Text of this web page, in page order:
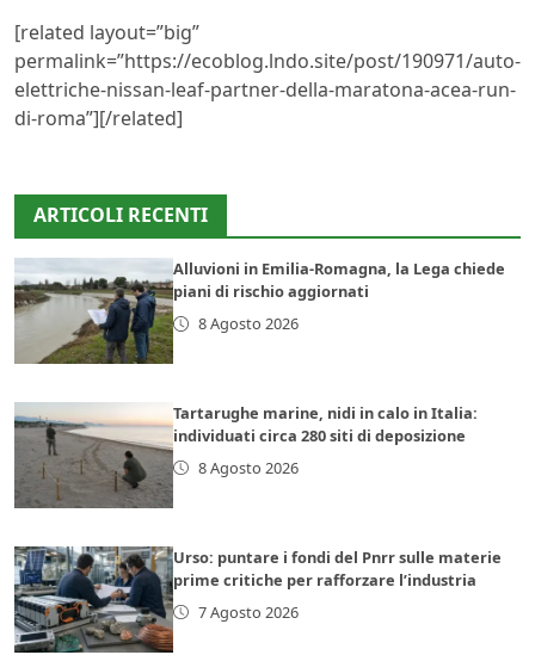
[related layout=”big”
permalink=”https://ecoblog.lndo.site/post/190971/auto-
elettriche-nissan-leaf-partner-della-maratona-acea-run-
di-roma”][/related]
ARTICOLI RECENTI
Alluvioni in Emilia-Romagna, la Lega chiede
piani di rischio aggiornati
8 Agosto 2026
Tartarughe marine, nidi in calo in Italia:
individuati circa 280 siti di deposizione
8 Agosto 2026
Urso: puntare i fondi del Pnrr sulle materie
prime critiche per rafforzare l’industria
7 Agosto 2026